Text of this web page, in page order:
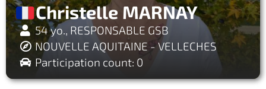
Christelle MARNAY
54 yo., RESPONSABLE GSB
NOUVELLE AQUITAINE - VELLECHES
Participation count: 0